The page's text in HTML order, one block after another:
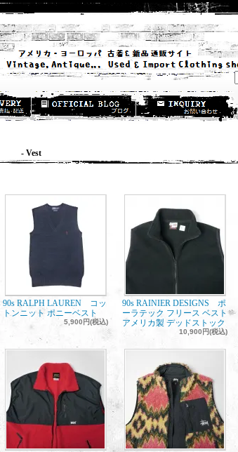
- Vest
90s RALPH LAUREN コッ
トンニット ポニーベスト
5,900円(税込)
90s RAINIER DESIGNS ポ
ーラテック フリース ベスト
アメリカ製 デッドストック
10,900円(税込)